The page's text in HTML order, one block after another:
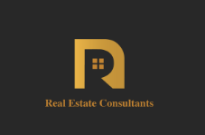
... Diffusez la Mot !